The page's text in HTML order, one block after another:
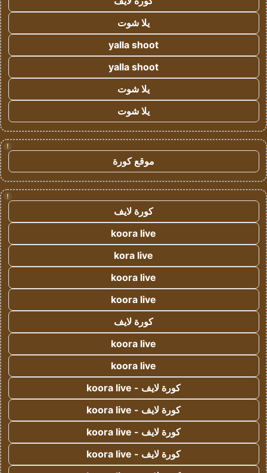
يلا شوت
yalla shoot
yalla shoot
يلا شوت
يلا شوت
!
موقع كورة
!
كورة لايف
koora live
kora live
koora live
koora live
كورة لايف
koora live
koora live
كورة لايف - koora live
كورة لايف - koora live
كورة لايف - koora live
كورة لايف - koora live